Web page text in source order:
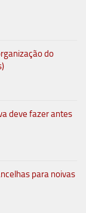
do
deve fazer antes
para noivas